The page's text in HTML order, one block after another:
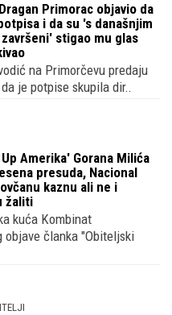
Primorac objavio da
i da su 's današnjim
stigao mu glas
na Primorčevu predaju
je potpise skupila dir..
Amerika' Gorana Milića
presuda, Nacional
kaznu ali ne i
žaliti
kuća Kombinat
članka "Obiteljski